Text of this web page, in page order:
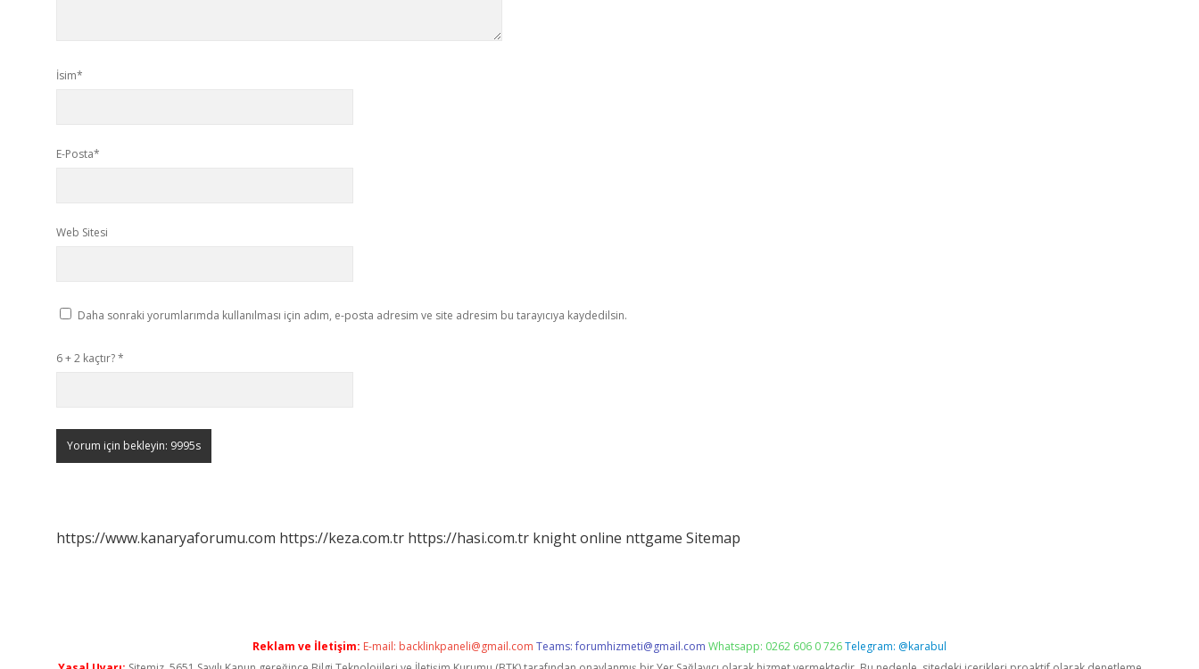
İsim*
E-Posta*
Web Sitesi
Daha sonraki yorumlarımda kullanılması için adım, e-posta adresim ve site adresim bu tarayıcıya kaydedilsin.
6 + 2 kaçtır?*
https://www.kanaryaforumu.com https://keza.com.tr https://hasi.com.tr knight online nttgame Sitemap
Reklam ve İletişim: E-mail: backlinkpaneli@gmail.com Teams:forumhizmeti@gmail.com Whatsapp: 0262 606 0 726Telegram: @karabul